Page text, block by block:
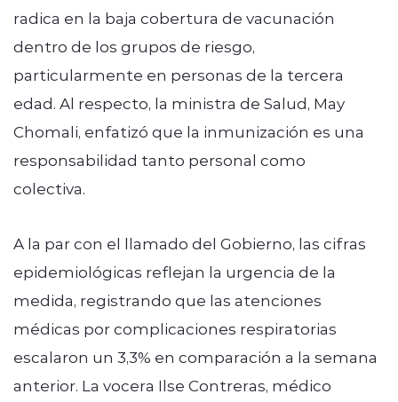
radica en la baja cobertura de vacunación
dentro de los grupos de riesgo,
particularmente en personas de la tercera
edad. Al respecto, la ministra de Salud, May
Chomali, enfatizó que la inmunización es una
responsabilidad tanto personal como
colectiva.
A la par con el llamado del Gobierno, las cifras
epidemiológicas reflejan la urgencia de la
medida, registrando que las atenciones
médicas por complicaciones respiratorias
escalaron un 3,3% en comparación a la semana
anterior. La vocera Ilse Contreras, médico